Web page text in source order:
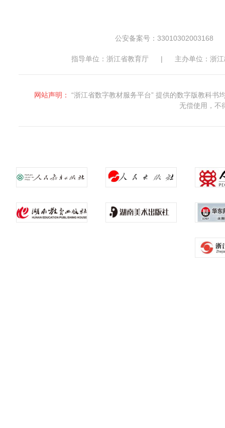
公安备案号：33010302003168
指导单位：浙江省教育厅 | 主办单位：浙
网站声明：
“浙江省数字教材服务平台” 提供的数字版教科
无偿使用，不